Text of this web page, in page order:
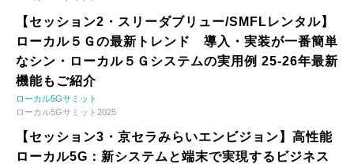
【セッション2・スリーダブリュー/SMFLレンタル】
ローカル５Ｇの最新トレンド 導入・実装が一番簡単
なシン・ローカル５Ｇシステムの実用例 25-26年最新
機能もご紹介
ローカル5Gサミット
ローカル5Gサミット2025
【セッション3・京セラみらいエンビジョン】高性能
ローカル5G：新システムと端末で実現するビジネス